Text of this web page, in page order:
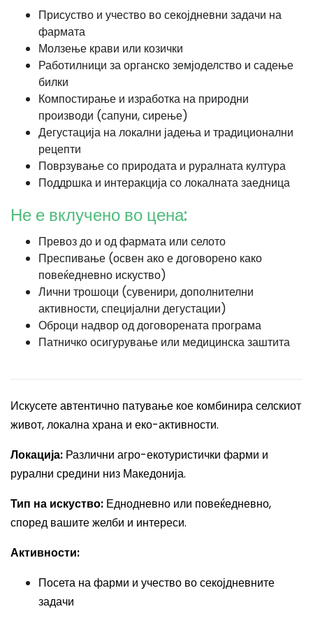
Присуство и учество во секојдневни задачи на
фармата
Молзење крави или козички
Работилници за органско земјоделство и садење
билки
Компостирање и изработка на природни
производи (сапуни, сирење)
Дегустација на локални јадења и традиционални
рецепти
Поврзување со природата и руралната култура
Поддршка и интеракција со локалната заедница
Не е вклучено во цена:
Превоз до и од фармата или селото
Преспивање (освен ако е договорено како
повеќедневно искуство)
Лични трошоци (сувенири, дополнителни
активности, специјални дегустации)
Оброци надвор од договорената програма
Патничко осигурување или медицинска заштита
Искусете автентично патување кое комбинира селскиот
живот, локална храна и еко-активности.
Локација: Различни агро-екотуристички фарми и
рурални средини низ Македонија.
Тип на искуство: Еднодневно или повеќедневно,
според вашите желби и интереси.
Активности:
Посета на фарми и учество во секојдневните
задачи